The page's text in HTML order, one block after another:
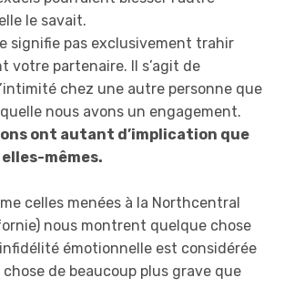
le savait.
signifie pas exclusivement trahir
votre partenaire. Il s’agit de
chez une autre personne que
nous avons un engagement.
ont autant d’implication que
mêmes.
celles menées à la Northcentral
nous montrent quelque chose
émotionnelle est considérée
de beaucoup plus grave que